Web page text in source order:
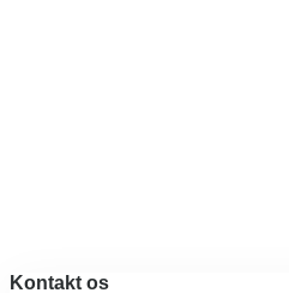
Kontakt os